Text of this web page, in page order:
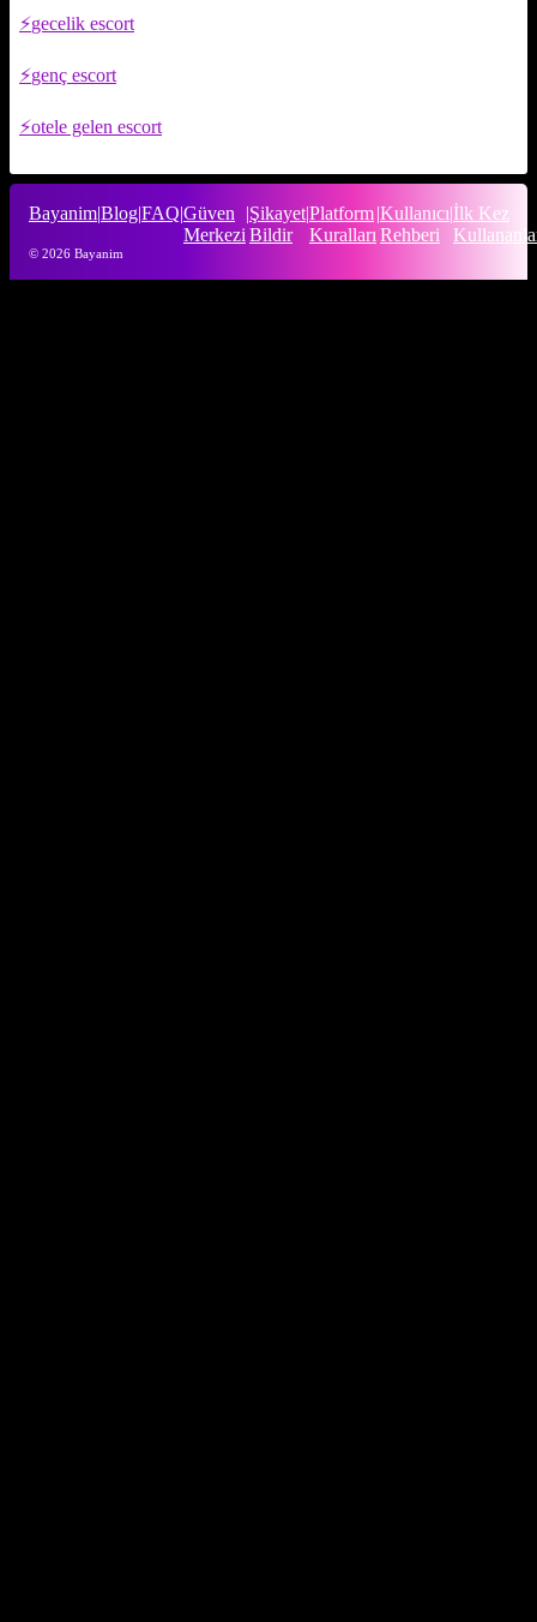
gecelik escort
genç escort
otele gelen escort
Bayanim|Blog|FAQ|Güven
Merkezi
|Şikayet
Bildir
|Platform
Kuralları
|Kullanıcı
Rehberi
|İlk Kez
© 2026 Bayanim